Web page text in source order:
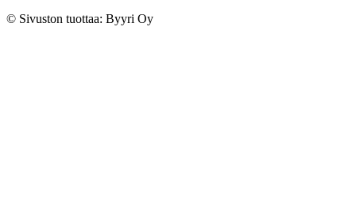
© Sivuston tuottaa: Byyri Oy